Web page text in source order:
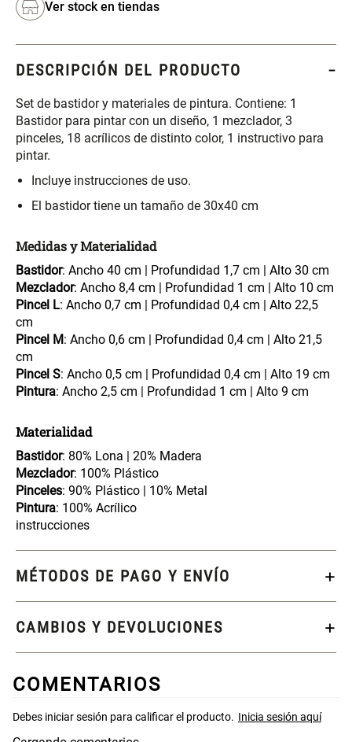
Ver stock en tiendas
DESCRIPCIÓN DEL PRODUCTO
Set de bastidor y materiales de pintura. Contiene: 1
Bastidor para pintar con un diseño, 1 mezclador, 3
pinceles, 18 acrílicos de distinto color, 1 instructivo para
pintar.
Incluye instrucciones de uso.
El bastidor tiene un tamaño de 30x40 cm
Medidas y Materialidad
Bastidor: Ancho 40 cm | Profundidad 1,7 cm | Alto 30 cm
Mezclador: Ancho 8,4 cm | Profundidad 1 cm | Alto 10 cm
Pincel L: Ancho 0,7 cm | Profundidad 0,4 cm | Alto 22,5
cm
Pincel M: Ancho 0,6 cm | Profundidad 0,4 cm | Alto 21,5
cm
Pincel S: Ancho 0,5 cm | Profundidad 0,4 cm | Alto 19 cm
Pintura: Ancho 2,5 cm | Profundidad 1 cm | Alto 9 cm
Materialidad
Bastidor: 80% Lona | 20% Madera
Mezclador: 100% Plástico
Pinceles: 90% Plástico | 10% Metal
Pintura: 100% Acrílico
instrucciones
MÉTODOS DE PAGO Y ENVÍO
CAMBIOS Y DEVOLUCIONES
COMENTARIOS
S/ 349.00S/ 261.00
Hilos
S/ 169.00S/ 143.65 S/ 124.00
Canasto Ropa Bambú Redondo
con Forro
S/ 69.90S/ 59.40
119 cm
S/ 169.00 S/ 135.20
Comoda Bambú con Puertas 80
S/ 254.90 S/ 63.65
Plumón Pluma
S/ 269.00S/ 228.65
Silla Metálica Plegable
S/ 104.00 S/ 83.20
Set 2 Almohadas Hollow
S/ 69.90S/ 55.90
Extensible
Redondo Ø38 x 52 cm
Topper de Microfibra 1500 GSM
S/ 219.00S/ 186.15
Escalera Plegable Metal 3